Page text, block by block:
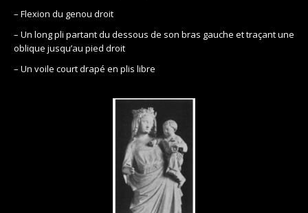
– Flexion du genou droit
– Un long pli partant du dessous de son bras gauche et traçant une
oblique jusqu’au pied droit
– Un voile court drapé en plis libre